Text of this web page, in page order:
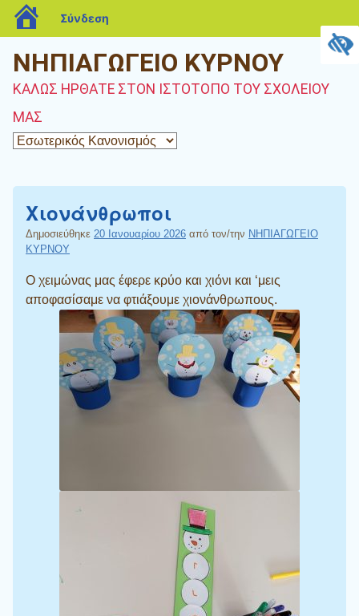
ΝΗΠΙΑΓΩΓΕΙΟ ΚΥΡΝΟΥ
ΚΑΛΩΣ ΗΡΘΑΤΕ ΣΤΟΝ ΙΣΤΟΤΟΠΟ ΤΟΥ ΣΧΟΛΕΙΟΥ
ΜΑΣ
Χιονάνθρωποι
Δημοσιεύθηκε 20 Ιανουαρίου 2026 από τον/την ΝΗΠΙΑΓΩΓΕΙΟ
ΚΥΡΝΟΥ
Ο χειμώνας μας έφερε κρύο και χιόνι και ‘μεις
αποφασίσαμε να φτιάξουμε χιονάνθρωπους.
blogs.sch.gr
Σύνδεση